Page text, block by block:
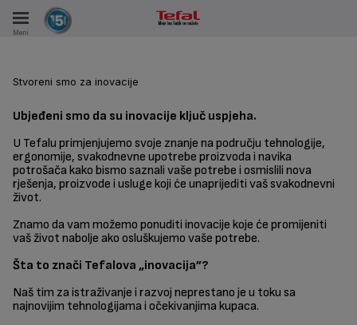
Meni
TOKOM 15 GODINA
Stvoreni smo za inovacije
Ubjeđeni smo da su inovacije ključ uspjeha.
U Tefalu primjenjujemo svoje znanje na području tehnologije,
ergonomije, svakodnevne upotrebe proizvoda i navika
potrošača kako bismo saznali vaše potrebe i osmislili nova
rješenja, proizvode i usluge koji će unaprijediti vaš svakodnevni
život.
Znamo da vam možemo ponuditi inovacije koje će promijeniti
vaš život nabolje ako osluškujemo vaše potrebe.
Šta to znači Tefalova „inovacija”?
Naš tim za istraživanje i razvoj neprestano je u toku sa
najnovijim tehnologijama i očekivanjima kupaca.